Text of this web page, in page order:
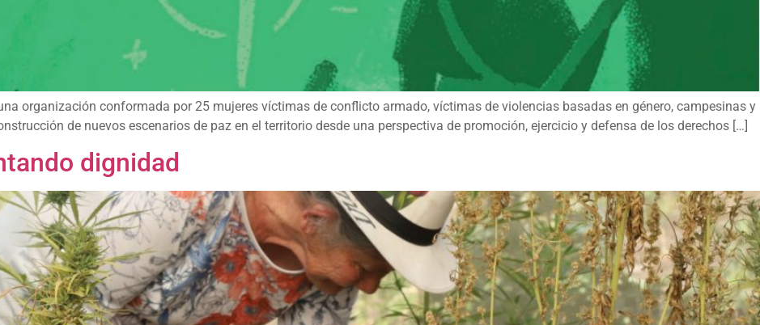
organización conformada por 25 mujeres víctimas de conflicto armado, víctimas de violencias basadas en género, campesinas y
de nuevos escenarios de paz en el territorio desde una perspectiva de promoción, ejercicio y defensa de los derechos […]
dignidad